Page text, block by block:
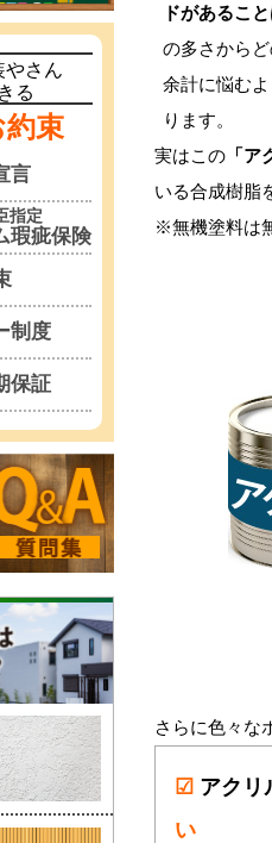
ドがあるこ
の多さから
余計に悩む
ります。
実はこの「ア
いる合成樹脂
※無機塗料は
さらに色々な
☑ アクリ
い
やさん
る
束
言
指定
瑕疵保険
制度
保証